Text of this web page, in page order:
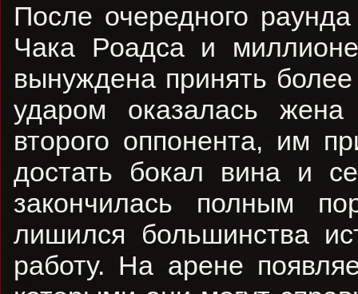
После очередного
Чака Роадса и
вынуждена принять
ударом оказалась
второго оппонента, им
достать бокал вина и
закончилась полным
лишился большинства
работу. На арене